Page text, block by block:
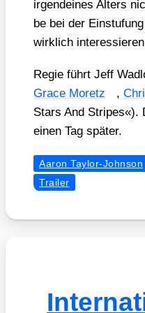
irgend­ei­nes Alters
be bei der
wirk­lich
Regie führt Jeff
Grace Moretz
,
Stars And Stripes«).
einen Tag spä­ter.
Aaron Taylor-Johnson
Trailer